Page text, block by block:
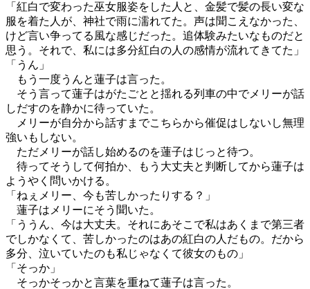
「紅白で変わった巫女服姿をした人と、金髪で髪の長い変な
服を着た人が、神社で雨に濡れてた。声は聞こえなかった、
けど言い争ってる風な感じだった。追体験みたいなものだと
思う。それで、私には多分紅白の人の感情が流れてきてた」
「うん」
もう一度うんと蓮子は言った。
そう言って蓮子はがたごとと揺れる列車の中でメリーが話
しだすのを静かに待っていた。
メリーが自分から話すまでこちらから催促はしないし無理
強いもしない。
ただメリーが話し始めるのを蓮子はじっと待つ。
待ってそうして何拍か、もう大丈夫と判断してから蓮子は
ようやく問いかける。
「ねぇメリー、今も苦しかったりする？」
蓮子はメリーにそう聞いた。
「ううん、今は大丈夫。それにあそこで私はあくまで第三者
でしかなくて、苦しかったのはあの紅白の人だもの。だから
多分、泣いていたのも私じゃなくて彼女のもの」
「そっか」
そっかそっかと言葉を重ねて蓮子は言った。